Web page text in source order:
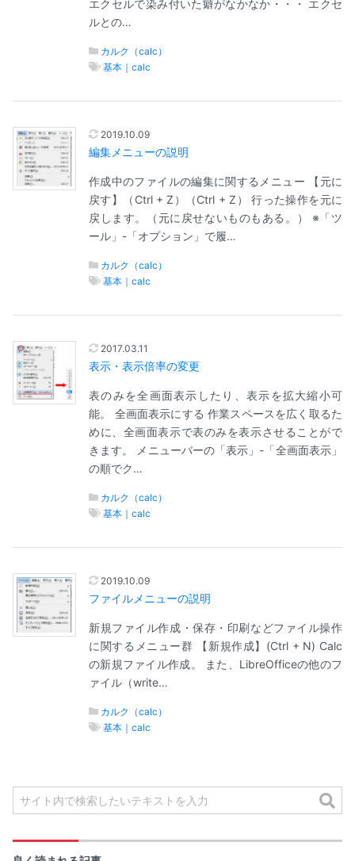
エクセルで染み付いた癖がなかなか・・・ エクセ
ルとの…
カルク（calc）
基本｜calc
2019.10.09
編集メニューの説明
作成中のファイルの編集に関するメニュー 【元に
戻す】（Ctrl + Z）（Ctrl + Z） 行った操作を元に
戻します。（元に戻せないものもある。） ※「ツ
ール」-「オプション」で履…
カルク（calc）
基本｜calc
2017.03.11
表示・表示倍率の変更
表のみを全画面表示したり、表示を拡大縮小可
能。 全画面表示にする 作業スペースを広く取るた
めに、全画面表示で表のみを表示させることがで
きます。 メニューバーの「表示」-「全画面表示」
の順でク…
カルク（calc）
基本｜calc
2019.10.09
ファイルメニューの説明
新規ファイル作成・保存・印刷などファイル操作
に関するメニュー群 【新規作成】(Ctrl + N) Calc
の新規ファイル作成。 また、LibreOfficeの他のフ
ァイル（write…
カルク（calc）
基本｜calc